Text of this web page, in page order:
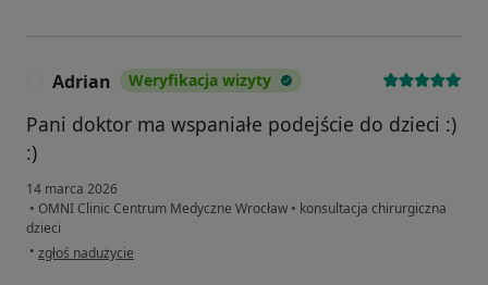
Adrian Weryfikacja wizyty
Pani doktor ma wspaniałe podejście do dzieci :)
:)
14 marca 2026
• OMNI Clinic Centrum Medyczne Wrocław • konsultacja chirurgiczna
dzieci
• w opinii użytkownika Adrian
zgłoś nadużycie